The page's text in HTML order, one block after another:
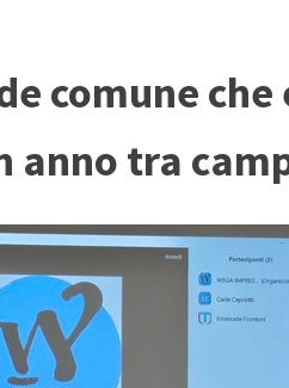
comune
tra